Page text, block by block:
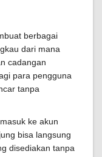
berbagai
dari mana
cadangan
para pengguna
tanpa
ke akun
bisa langsung
disediakan tanpa